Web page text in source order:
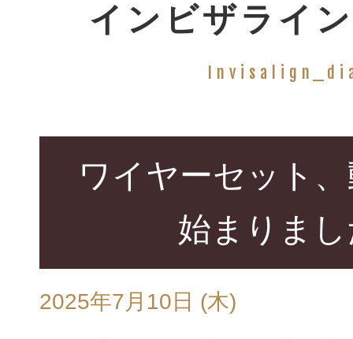
STAFF
院長＆スタッ
TREATMENT
虫歯治療 設備・院内
インビザライ
ワイヤーセット
始まりま
2025年7月10日 (木)